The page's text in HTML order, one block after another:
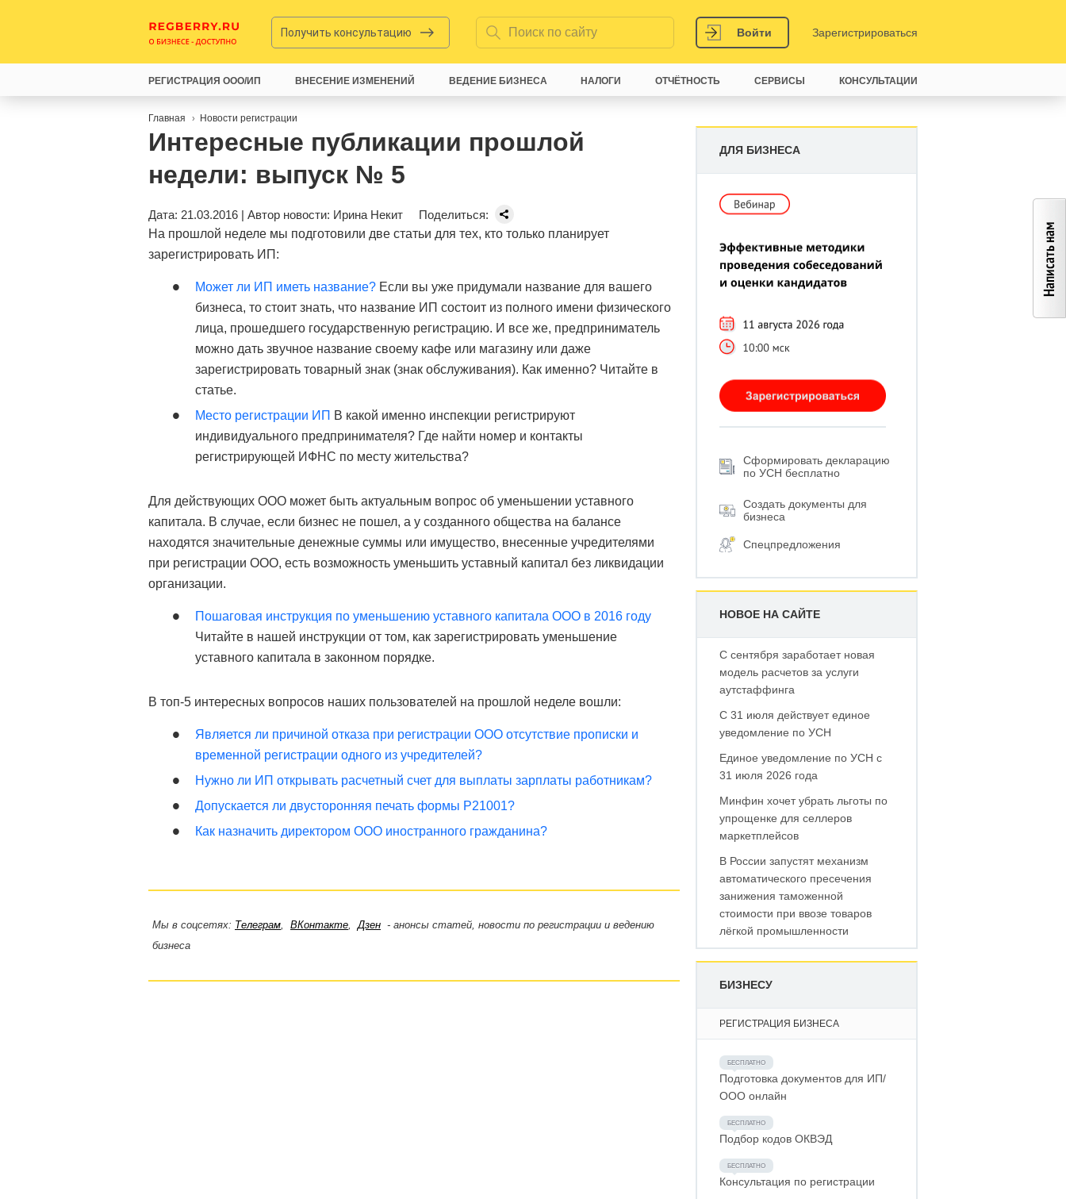
Получить консультацию Войти Зарегистрироваться
Главная Новости регистрации
Интересные публикации прошлой
недели: выпуск № 5
Дата: 21.03.2016 | Автор новости: Ирина Некит
Поделиться:
На прошлой неделе мы подготовили две статьи для тех, кто только планирует
зарегистрировать ИП:
Может ли ИП иметь название? Если вы уже придумали название для вашего
бизнеса, то стоит знать, что название ИП состоит из полного имени физического
лица, прошедшего государственную регистрацию. И все же, предприниматель
можно дать звучное название своему кафе или магазину или даже
зарегистрировать товарный знак (знак обслуживания). Как именно? Читайте в
статье.
Место регистрации ИП В какой именно инспекции регистрируют
индивидуального предпринимателя? Где найти номер и контакты
регистрирующей ИФНС по месту жительства?
Для действующих ООО может быть актуальным вопрос об уменьшении уставного
капитала. В случае, если бизнес не пошел, а у созданного общества на балансе
находятся значительные денежные суммы или имущество, внесенные учредителями
при регистрации ООО, есть возможность уменьшить уставный капитал без ликвидации
организации.
Пошаговая инструкция по уменьшению уставного капитала ООО в 2016 году
Читайте в нашей инструкции от том, как зарегистрировать уменьшение
уставного капитала в законном порядке.
В топ-5 интересных вопросов наших пользователей на прошлой неделе вошли:
Является ли причиной отказа при регистрации ООО отсутствие прописки и
временной регистрации одного из учредителей?
Нужно ли ИП открывать расчетный счет для выплаты зарплаты работникам?
Допускается ли двусторонняя печать формы Р21001?
Как назначить директором ООО иностранного гражданина?
Мы в соцсетях: Телеграм, ВКонтакте,Дзен - анонсы статей, новости по регистрации и ведению
бизнеса
ДЛЯ БИЗНЕСА
Сформировать декларацию
по УСН бесплатно
Создать документы для
бизнеса
Спецпредложения
НОВОЕ НА САЙТЕ
С сентября заработает новая
модель расчетов за услуги
аутстаффинга
С 31 июля действует единое
уведомление по УСН
Единое уведомление по УСН с
31 июля 2026 года
Минфин хочет убрать льготы по
упрощенке для селлеров
маркетплейсов
В России запустят механизм
автоматического пресечения
занижения таможенной
стоимости при ввозе товаров
лёгкой промышленности
БИЗНЕСУ
РЕГИСТРАЦИЯ БИЗНЕСА
Подготовка документов для ИП/
ООО онлайн
Подбор кодов ОКВЭД
Консультация по регистрации
РЕГИСТРАЦИЯ ООО/ИП ВНЕСЕНИЕ ИЗМЕНЕНИЙ ВЕДЕНИЕ БИЗНЕСА НАЛОГИ ОТЧЁТНОСТЬ СЕРВИСЫ КОНСУЛЬТАЦИИ